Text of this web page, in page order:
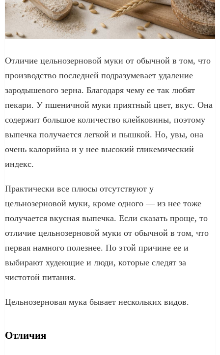
Отличие цельнозерновой муки от обычной в том, что
производство последней подразумевает удаление
зародышевого зерна. Благодаря чему ее так любят
пекари. У пшеничной муки приятный цвет, вкус. Она
содержит большое количество клейковины, поэтому
выпечка получается легкой и пышкой. Но, увы, она
очень калорийна и у нее высокий гликемический
индекс.
Практически все плюсы отсутствуют у
цельнозерновой муки, кроме одного — из нее тоже
получается вкусная выпечка. Если сказать проще, то
отличие цельнозерновой муки от обычной в том, что
первая намного полезнее. По этой причине ее и
выбирают худеющие и люди, которые следят за
чистотой питания.
Цельнозерновая мука бывает нескольких видов.
Отличия